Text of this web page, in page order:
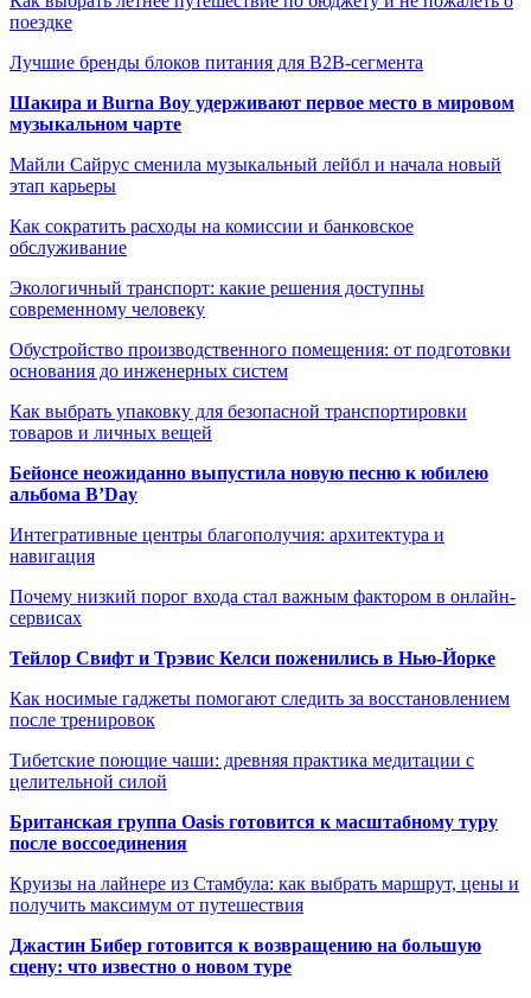
поездке
Лучшие бренды блоков питания для B2B-сегмента
Шакира и Burna Boy удерживают первое место в мировом
музыкальном чарте
Майли Сайрус сменила музыкальный лейбл и начала новый
этап карьеры
Как сократить расходы на комиссии и банковское
обслуживание
Экологичный транспорт: какие решения доступны
современному человеку
Обустройство производственного помещения: от подготовки
основания до инженерных систем
Как выбрать упаковку для безопасной транспортировки
товаров и личных вещей
Бейонсе неожиданно выпустила новую песню к юбилею
альбома B’Day
Интегративные центры благополучия: архитектура и
навигация
Почему низкий порог входа стал важным фактором в онлайн-
сервисах
Тейлор Свифт и Трэвис Келси поженились в Нью-Йорке
Как носимые гаджеты помогают следить за восстановлением
после тренировок
Тибетские поющие чаши: древняя практика медитации с
целительной силой
Британская группа Oasis готовится к масштабному туру
после воссоединения
Круизы на лайнере из Стамбула: как выбрать маршрут, цены и
получить максимум от путешествия
Джастин Бибер готовится к возвращению на большую
сцену: что известно о новом туре